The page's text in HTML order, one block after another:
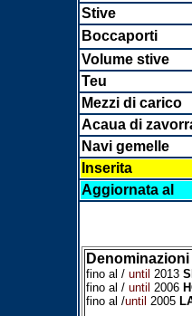
Stive
Boccaporti
Volume stive
Teu
Mezzi di carico
Acaua di
Navi gemelle
Inserita
Aggiornata al
Denominazioni
fino al / until 2013
fino al / until 2006
fino al /until 2005